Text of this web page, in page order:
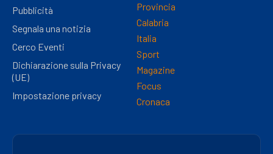
Pubblicità
Segnala una notizia
Cerco Eventi
Dichiarazione sulla Privacy
(UE)
Impostazione privacy
Provincia
Calabria
Italia
Sport
Magazine
Focus
Cronaca